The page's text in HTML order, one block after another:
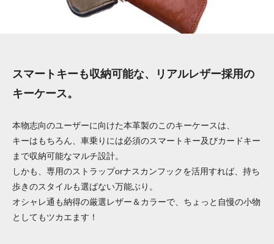
スマートキーも収納可能な、リアルレザー採用の
キーケース。
本物志向のユーザーに向けた本革製のこのキーケースは、
キーはもちろん、車乗りには必須のスマートキー及びカードキー
まで収納可能なマルチ設計。
しかも、専用のストラップorナスカンフックを活用すれば、持ち
歩きのスタイルも選ばない万能ぶり。
オシャレ通も納得の厳選レザー＆カラーで、ちょっと自慢の小物
としてもツカエます！